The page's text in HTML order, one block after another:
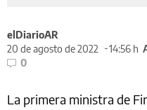
elDiarioAR
20 de agosto de 2022
14:56 h
0
La primera ministra de